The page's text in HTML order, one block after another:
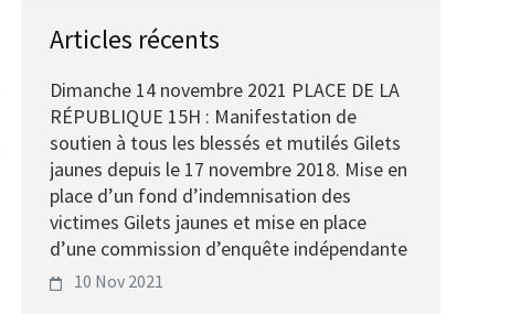
Articles récents
Dimanche 14 novembre 2021 PLACE DE LA
RÉPUBLIQUE 15H : Manifestation de
soutien à tous les blessés et mutilés Gilets
jaunes depuis le 17 novembre 2018. Mise en
place d’un fond d’indemnisation des
victimes Gilets jaunes et mise en place
d’une commission d’enquête indépendante
10 Nov 2021